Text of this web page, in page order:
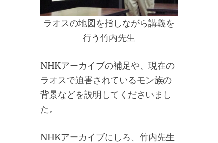
ラオスの地図を指しながら講義を
行う竹内先生
NHKアーカイブの補足や、現在の
ラオスで迫害されているモン族の
背景などを説明してくださいまし
た。
NHKアーカイブにしろ、竹内先生